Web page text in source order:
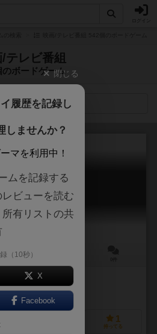
/テレビ番組
のボードゲーム
検索メニュー
ザ・ボードゲーム
The Board Game
文の編集者を募集中
1
持ってる
閉じる
履歴を記録し
しませんか？
マを利用中！
ムを記録する
ビューを読む
有リストの共
（10秒）
X
Facebook